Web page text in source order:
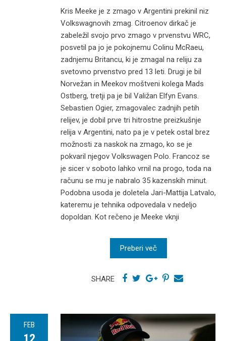
Kris Meeke je z zmago v Argentini prekinil niz
Volkswagnovih zmag. Citroenov dirkač je
zabeležil svojo prvo zmago v prvenstvu WRC,
posvetil pa jo je pokojnemu Colinu McRaeu,
zadnjemu Britancu, ki je zmagal na reliju za
svetovno prvenstvo pred 13 leti. Drugi je bil
Norvežan in Meekov moštveni kolega Mads
Ostberg, tretji pa je bil Valižan Elfyn Evans.
Sebastien Ogier, zmagovalec zadnjih petih
relijev, je dobil prve tri hitrostne preizkušnje
relija v Argentini, nato pa je v petek ostal brez
možnosti za naskok na zmago, ko se je
pokvaril njegov Volkswagen Polo. Francoz se
je sicer v soboto lahko vrnil na progo, toda na
računu se mu je nabralo 35 kazenskih minut.
Podobna usoda je doletela Jari-Mattija Latvalo,
kateremu je tehnika odpovedala v nedeljo
dopoldan. Kot rečeno je Meeke vknji
Preberi več
SHARE
FEB